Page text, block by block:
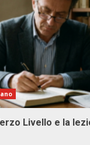
Livello e la